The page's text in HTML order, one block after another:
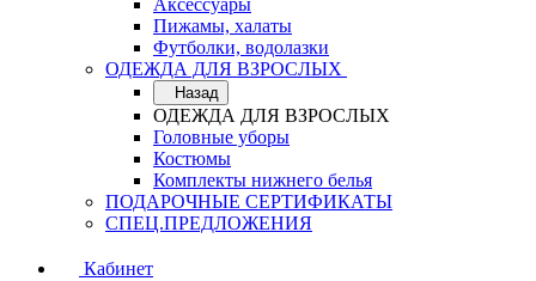
Аксессуары
Пижамы, халаты
Футболки, водолазки
ОДЕЖДА ДЛЯ ВЗРОСЛЫХ
Назад
ОДЕЖДА ДЛЯ ВЗРОСЛЫХ
Головные уборы
Костюмы
Комплекты нижнего белья
ПОДАРОЧНЫЕ СЕРТИФИКАТЫ
СПЕЦ.ПРЕДЛОЖЕНИЯ
Кабинет